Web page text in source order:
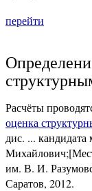
перейти
Расчёты
оценка
дис. ...
им. В. И.
Саратов, 2012.